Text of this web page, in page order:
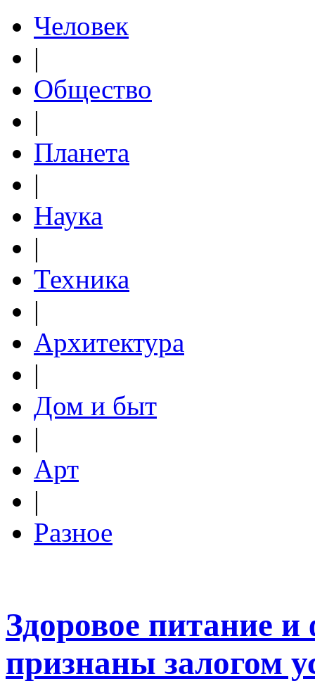
Человек
|
Общество
|
Планета
|
Наука
|
Техника
|
Архитектура
|
Дом и быт
|
Арт
|
Разное
Здоровое питание
признаны залогом